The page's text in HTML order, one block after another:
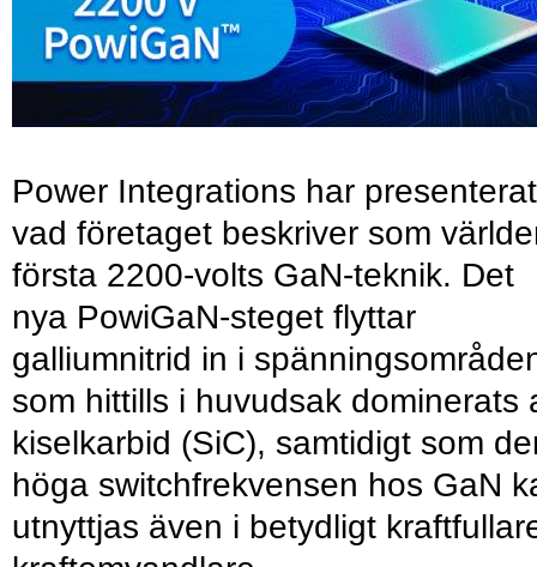
Power Integrations har presenterat
vad företaget beskriver som
första 2200-volts GaN-teknik. Det
nya PowiGaN-steget flyttar
galliumnitrid in i
som hittills i huvudsak dominerats
kiselkarbid (SiC), samtidigt som
höga switchfrekvensen hos GaN
utnyttjas även i betydligt